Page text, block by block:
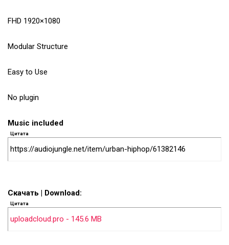
FHD 1920×1080
Modular Structure
Easy to Use
No plugin
Music included
Цитата
https://audiojungle.net/item/urban-hiphop/61382146
Скачать | Download:
Цитата
uploadcloud.pro - 145.6 MB